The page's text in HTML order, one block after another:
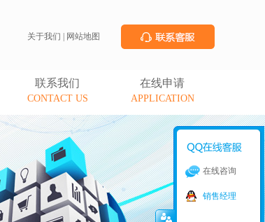
关于我们 网站地图
联系我们
CONTACT US
在线申请
APPLICATION
在线咨询
销售经理